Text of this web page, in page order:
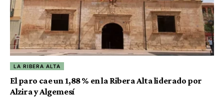
LA RIBERA ALTA
El paro cae un 1,88 % en la Ribera Alta liderado por
Alzira y Algemesí